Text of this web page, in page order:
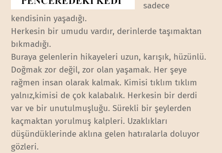
sadece
kendisinin yaşadığı.
Herkesin bir umudu vardır, derinlerde taşımaktan
bıkmadığı.
Buraya gelenlerin hikayeleri uzun, karışık, hüzünlü.
Doğmak zor değil, zor olan yaşamak. Her şeye
rağmen insan olarak kalmak. Kimisi tıklım tıklım
yalnız,kimisi de çok kalabalık. Herkesin bir derdi
var ve bir unutulmuşluğu. Sürekli bir şeylerden
kaçmaktan yorulmuş kalpleri. Uzaklıkları
düşündüklerinde aklına gelen hatıralarla doluyor
gözleri.